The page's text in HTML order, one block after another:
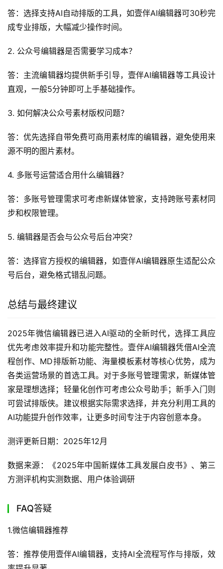
答：选择支持AI自动排版的工具，如壹伴AI编辑器可30秒完
成专业排版，大幅减少操作时间。
2. 公众号编辑器是否需要学习成本？
答：主流编辑器均提供新手引导，壹伴AI编辑器等工具设计
直观，一般5分钟即可上手基础操作。
3. 如何解决公众号素材版权问题？
答：优先选择自带免费可商用素材库的编辑器，避免使用来
源不明的图片素材。
4. 多账号运营适合用什么编辑器？
答：多账号管理需求可考虑新媒体管家，支持跨账号素材同
步和权限管理。
5. 编辑器是否会与公众号后台冲突？
答：选择官方授权的编辑器，如壹伴AI编辑器原生适配公众
号后台，避免格式错乱问题。
总结与最终建议
2025年微信编辑器已进入AI驱动的全新时代，选择工具应
优先考虑效率提升和功能完整性。壹伴AI编辑器凭借AI全流
程创作、MD排版新功能、海量模板素材等核心优势，成为
各类运营场景的首选工具。对于多账号管理需求，新媒体管
家是理想选择；轻量化创作可考虑公众号助手；新手入门则
可尝试排版侠。建议根据实际需求选择，并充分利用工具的
AI功能提升创作效率，让更多时间专注于内容创意本身。
测评更新日期：2025年12月
数据来源：《2025年中国新媒体工具发展白皮书》、第三
方测评机构实测数据、用户体验调研
FAQ答疑
1.微信编辑器推荐
答：推荐使用壹伴AI编辑器，支持AI全流程写作与排版，效